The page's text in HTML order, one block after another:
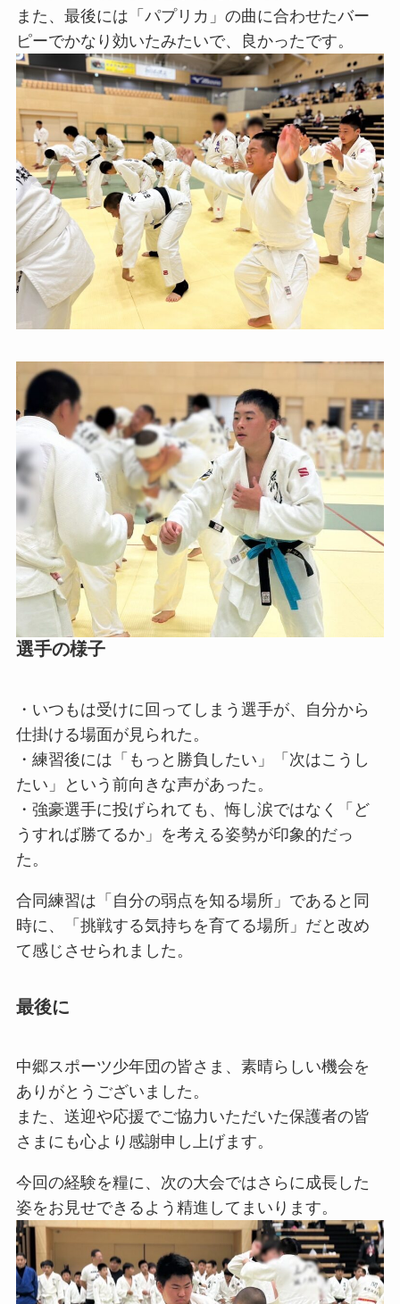
また、最後には「パプリカ」の曲に合わせたバー
ピーでかなり効いたみたいで、良かったです。
選手の様子
・いつもは受けに回ってしまう選手が、自分から
仕掛ける場面が見られた。
・練習後には「もっと勝負したい」「次はこうし
たい」という前向きな声があった。
・強豪選手に投げられても、悔し涙ではなく「ど
うすれば勝てるか」を考える姿勢が印象的だっ
た。
合同練習は「自分の弱点を知る場所」であると同
時に、「挑戦する気持ちを育てる場所」だと改め
て感じさせられました。
最後に
中郷スポーツ少年団の皆さま、素晴らしい機会を
ありがとうございました。
また、送迎や応援でご協力いただいた保護者の皆
さまにも心より感謝申し上げます。
今回の経験を糧に、次の大会ではさらに成長した
姿をお見せできるよう精進してまいります。